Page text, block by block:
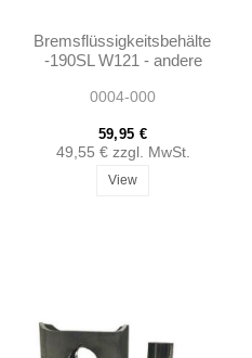
Bremsflüssigkeitsbehälter
-190SL W121 - andere
0004-000
59,95 €
49,55 € zzgl. MwSt.
View